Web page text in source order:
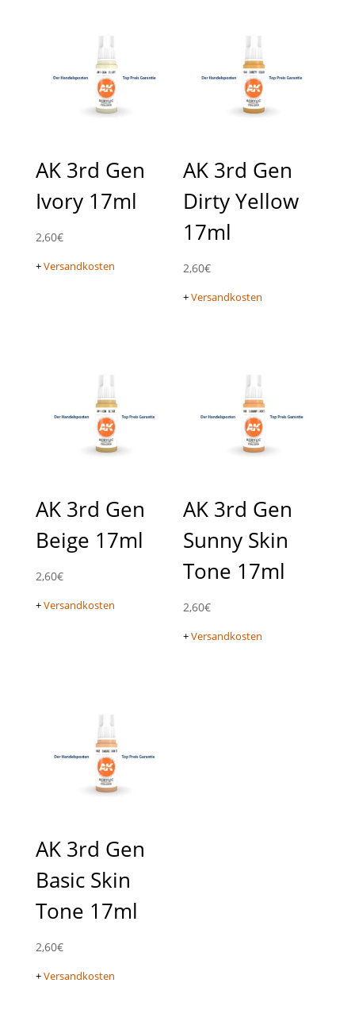
AK 3rd Gen
Ivory 17ml
2,60€
+Versandkosten
AK 3rd Gen
Dirty Yellow
17ml
2,60€
+Versandkosten
AK 3rd Gen
Beige 17ml
2,60€
+Versandkosten
AK 3rd Gen
Sunny Skin
Tone 17ml
2,60€
+Versandkosten
AK 3rd Gen
Basic Skin
Tone 17ml
2,60€
+Versandkosten